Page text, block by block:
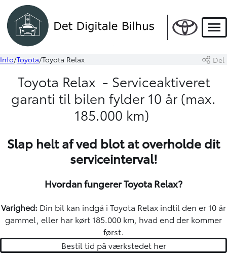
Info Toyota Toyota Relax Del
Toyota Relax - Serviceaktiveret
garanti til bilen fylder 10 år (max.
185.000 km)
Slap helt af ved blot at overholde dit
serviceinterval!
Hvordan fungerer Toyota Relax?
Varighed: Din bil kan indgå i Toyota Relax indtil den er 10 år
gammel, eller har kørt 185.000 km, hvad end der kommer
først.
Bestil tid på værkstedet her